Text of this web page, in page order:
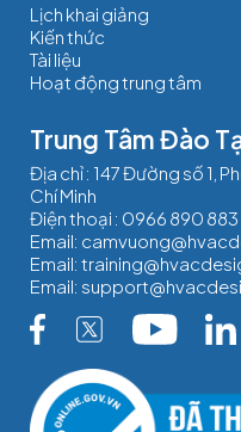
Lịch khai giảng
Kiến thức
Tài liệu
Hoạt động trung tâm
Trung Tâm Đào
Địa chỉ : 147 Đường số 1,
Chí Minh
Điện thoại : 0966 890 883
Email:
Email:
Email: